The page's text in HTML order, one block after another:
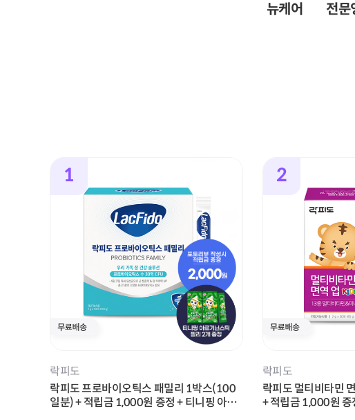
뉴케어 전문
1
스포식스
뉴케어 스포식스 에너지 젤 청포도맛 1박스
(8포) + 적립금 1,000원 증정
2
스포식스
뉴케어 스포식스 아
포) + 적립금 1,000